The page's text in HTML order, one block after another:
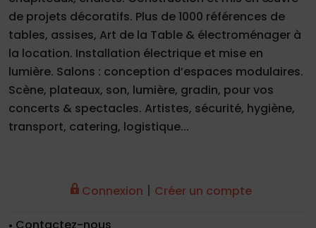
de projets décoratifs. Plus de 1000 références de
tables, assises, Art de la Table & électroménager à
la location. Installation électrique et mise en
lumière. Salons : conception d’espaces modulaires.
Scène, plateaux, son, lumière, gradin, pour vos
concerts & spectacles. Artistes, sécurité, hygiène,
transport, catering, logistique...
Connexion | Créer un compte